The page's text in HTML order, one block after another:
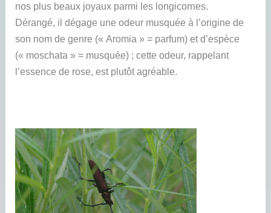
nos plus beaux joyaux parmi les longicornes.
Dérangé, il dégage une odeur musquée à l’origine de
son nom de genre (« Aromia » = parfum) et d’espèce
(« moschata » = musquée) ; cette odeur, rappelant
l’essence de rose, est plutôt agréable.